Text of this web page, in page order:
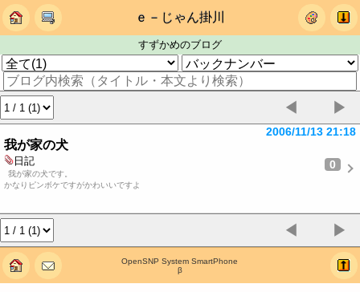
ｅ－じゃん掛川
すずかめのブログ
◀ ▶
我が家の犬
2006/11/13 21:18
日記 0
我が家の犬です。
かなりピンボケですがかわいいですよ
◀ ▶
OpenSNP System SmartPhone
β